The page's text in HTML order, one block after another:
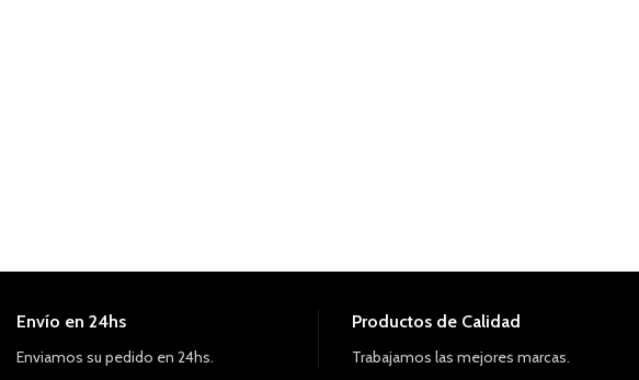
Envío en 24hs
Enviamos su pedido en 24hs.
Productos de Calidad
Trabajamos las mejores marcas.